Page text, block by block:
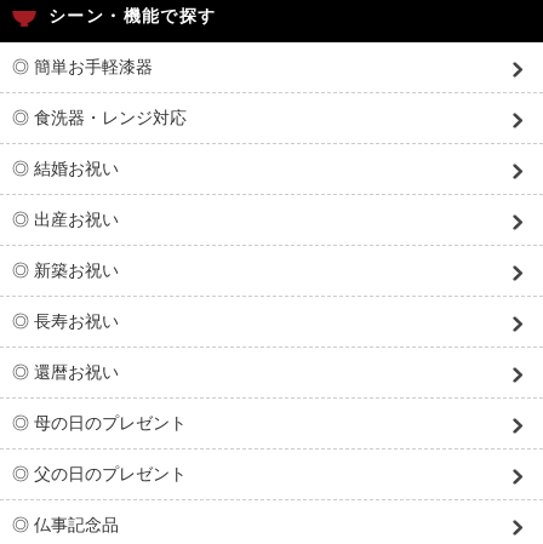
シーン・機能で探す
◎ 簡単お手軽漆器
◎ 食洗器・レンジ対応
◎ 結婚お祝い
◎ 出産お祝い
◎ 新築お祝い
◎ 長寿お祝い
◎ 還暦お祝い
◎ 母の日のプレゼント
◎ 父の日のプレゼント
◎ 仏事記念品